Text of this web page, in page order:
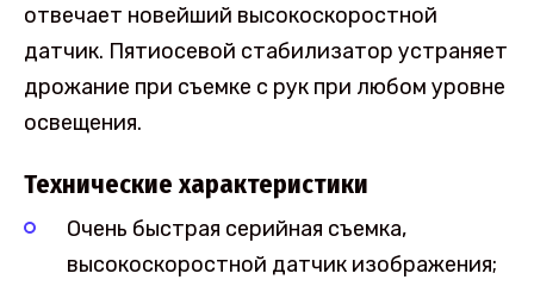
отвечает новейший высокоскоростной
датчик. Пятиосевой стабилизатор устраняет
дрожание при съемке с рук при любом уровне
освещения.
Технические характеристики
Очень быстрая серийная съемка,
высокоскоростной датчик изображения;